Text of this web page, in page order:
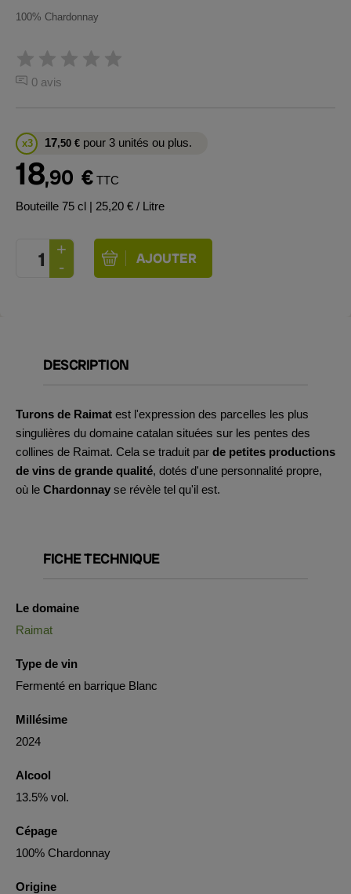
100% Chardonnay
0 avis
x3 17,50 € pour 3 unités ou plus.
18,90 € TTC
Bouteille 75 cl | 25,20 € / Litre
DESCRIPTION
Turons de Raimat est l'expression des parcelles les plus
singulières du domaine catalan situées sur les pentes des
collines de Raimat. Cela se traduit par de petites productions
de vins de grande qualité, dotés d'une personnalité propre,
où le Chardonnay se révèle tel qu'il est.
FICHE TECHNIQUE
Le domaine
Raimat
Type de vin
Fermenté en barrique Blanc
Millésime
2024
Alcool
13.5% vol.
Cépage
100% Chardonnay
Origine